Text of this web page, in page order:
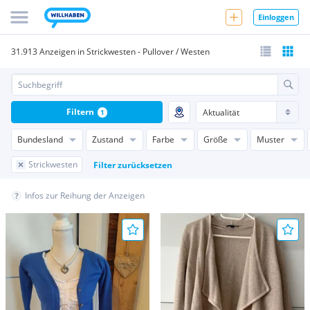
Einloggen
31.913 Anzeigen in Strickwesten - Pullover / Westen
Bundesland Zustand Farbe Größe Muster
Strickwesten Filter zurücksetzen
Filtern 1
Infos zur Reihung der Anzeigen